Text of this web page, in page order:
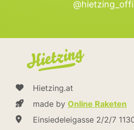
Hietzing.at
made by Online Raketen
Einsiedeleigasse 2/2/7